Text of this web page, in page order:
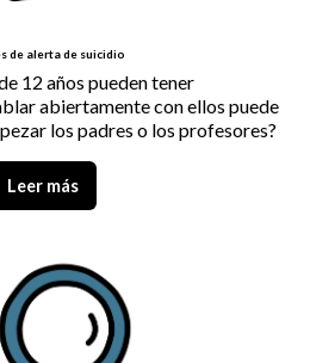
de alerta de suicidio
12 años pueden tener
abiertamente con ellos puede
los padres o los profesores?
Leer más